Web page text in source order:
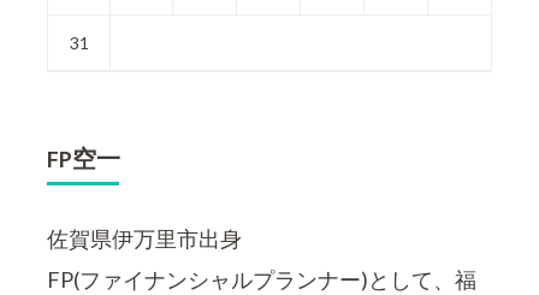
31
FP空一
佐賀県伊万里市出身
FP(ファイナンシャルプランナー)として、福